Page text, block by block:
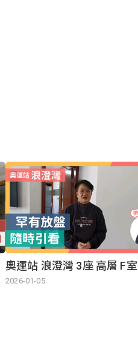
奧運站 浪澄灣 3座 高層 F室
2026-01-05